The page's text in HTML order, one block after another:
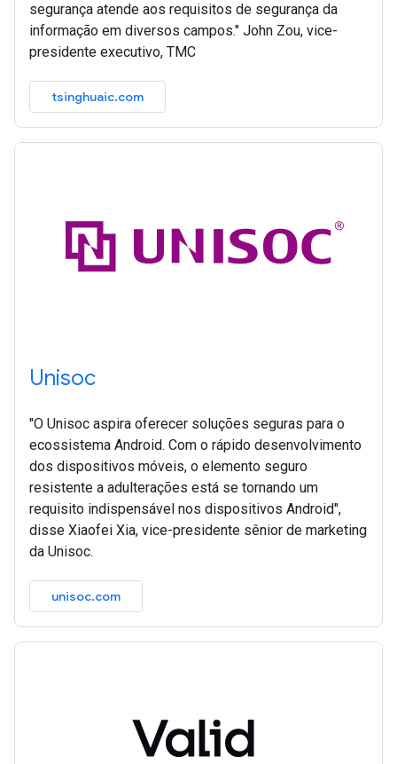
segurança atende aos requisitos de segurança da
informação em diversos campos." John Zou, vice-
presidente executivo, TMC
tsinghuaic.com
Unisoc
"O Unisoc aspira oferecer soluções seguras para o
ecossistema Android. Com o rápido desenvolvimento
dos dispositivos móveis, o elemento seguro
resistente a adulterações está se tornando um
requisito indispensável nos dispositivos Android",
disse Xiaofei Xia, vice-presidente sênior de marketing
da Unisoc.
unisoc.com